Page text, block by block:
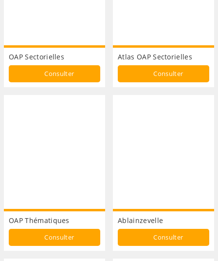
OAP Sectorielles
Consulter
Atlas OAP Sectorielles
Consulter
OAP Thématiques
Consulter
Ablainzevelle
Consulter